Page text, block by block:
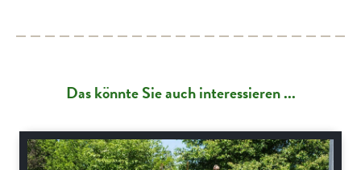
Das könnte Sie auch interessieren ...
Schnitt-Anleitungen